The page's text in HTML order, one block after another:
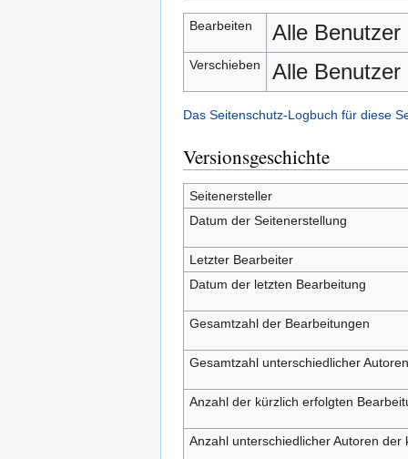
Bearbeiten Alle Benutzer
Verschieben Alle Benutzer
Das Seitenschutz-Logbuch für diese
Versionsgeschichte
Seitenersteller
Datum der Seitenerstellung
Letzter Bearbeiter
Datum der letzten Bearbeitung
Gesamtzahl der Bearbeitungen
Gesamtzahl unterschiedlicher Autoren
Anzahl der kürzlich erfolgten
Anzahl unterschiedlicher Autoren